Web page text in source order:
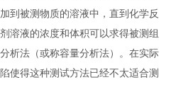
到被测物质的溶液中，直到 化学反
溶液的浓度和体积可以求得被测组
析法（或称容量分析法）。 在实际
使得这种测试方法已经不太适合测